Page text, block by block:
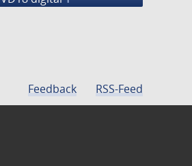
Feedback RSS-Feed